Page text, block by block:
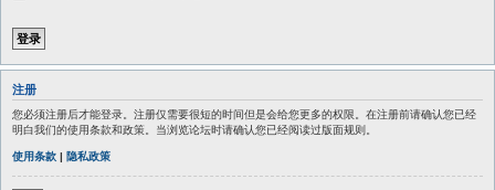
注册
您必须注册后才能登录。注册仅需要很短的时间但是会给您更多的权限。在注册前请确认您已经
明白我们的使用条款和政策。当浏览论坛时请确认您已经阅读过版面规则。
使用条款 | 隐私政策